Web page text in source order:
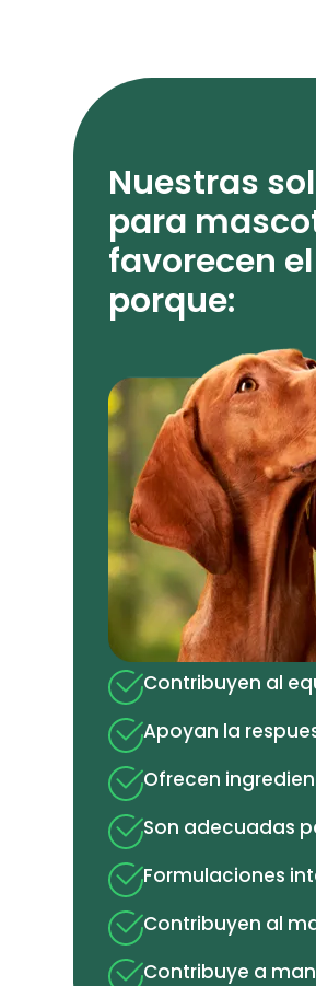
Nuestras
para
favorecen
porque:
Contribuyen al
Apoyan la
Ofrecen
Son adecuadas
Formulaciones
Contribuyen al
Contribuye a